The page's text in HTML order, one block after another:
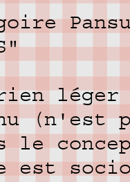
léger
(n'est
le
est